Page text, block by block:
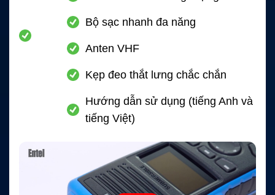
Bộ sạc nhanh đa năng
Anten VHF
Kẹp đeo thắt lưng chắc chắn
Hướng dẫn sử dụng (tiếng Anh và
tiếng Việt)